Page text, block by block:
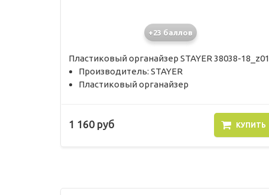
+23 баллов
Пластиковый органайзер STAYER 38038-18_z01
Производитель: STAYER
Пластиковый органайзер
1 160 руб КУПИТЬ